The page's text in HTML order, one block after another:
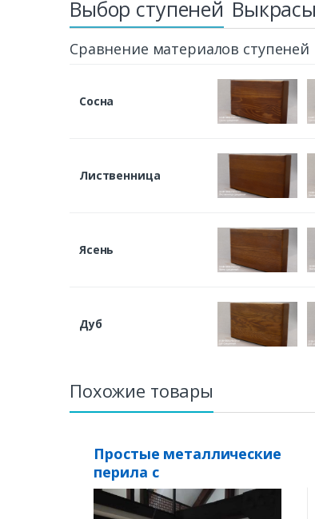
Выбор ступеней
Сравнение материалов ступеней
Сосна
Лиственница
Ясень
Дуб
Похожие товары
Простые металлические
перила с
вертикальными
ригелями Анкона